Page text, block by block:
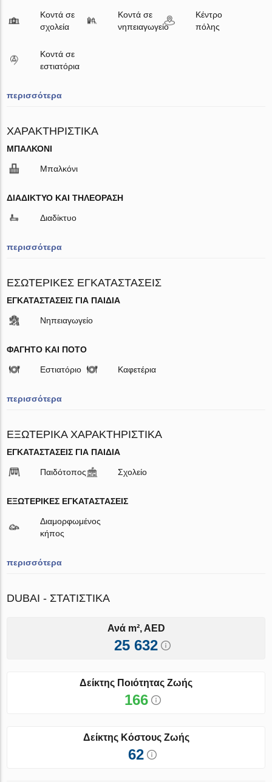
Κοντά σε
σχολεία
Κοντά σε
νηπειαγωγείο
Κέντρο
πόλης
Κοντά σε
εστιατόρια
περισσότερα
ΧΑΡΑΚΤΗΡΙΣΤΙΚΆ
ΜΠΑΛΚΌΝΙ
Μπαλκόνι
ΔΙΑΔΊΚΤΥΟ ΚΑΙ ΤΗΛΕΌΡΑΣΗ
Διαδίκτυο
περισσότερα
ΕΣΩΤΕΡΙΚΈΣ ΕΓΚΑΤΑΣΤΆΣΕΙΣ
ΕΓΚΑΤΑΣΤΆΣΕΙΣ ΓΙΑ ΠΑΙΔΙΆ
Νηπειαγωγείο
ΦΑΓΗΤΌ ΚΑΙ ΠΟΤΌ
Εστιατόριο Καφετέρια
περισσότερα
ΕΞΩΤΕΡΙΚΆ ΧΑΡΑΚΤΗΡΙΣΤΙΚΆ
ΕΓΚΑΤΑΣΤΆΣΕΙΣ ΓΙΑ ΠΑΙΔΙΆ
Παιδότοπος Σχολείο
ΕΞΩΤΕΡΙΚΈΣ ΕΓΚΑΤΑΣΤΆΣΕΙΣ
Διαμορφωμένος
κήπος
περισσότερα
DUBAI - ΣΤΑΤΙΣΤΙΚΆ
Ανά m², AED
25 632
Δείκτης Ποιότητας Ζωής
166
Δείκτης Κόστους Ζωής
62